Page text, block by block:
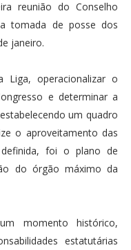
reunião do Conselho
tomada de posse dos
janeiro.
Liga, operacionalizar o
e determinar a
um quadro
o aproveitamento das
foi o plano de
do órgão máximo da
momento histórico,
estatutárias